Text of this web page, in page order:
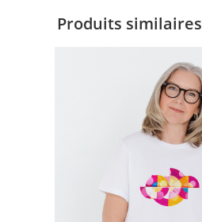
Produits similaires